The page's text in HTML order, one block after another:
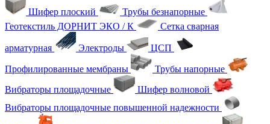
Шифер плоский
Трубы безнапорные
Геотекстиль ДОРНИТ ЭКО / К
Сетка сварная
арматурная Электроды ЦСП
Профилированные мембраны
Трубы напорные
Вибраторы площадочные
Шифер волновой
Вибраторы площадочные повышенной надежности